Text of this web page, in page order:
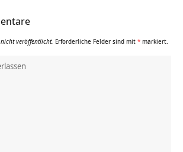
nicht veröffentlicht. Erforderliche Felder sind mit * markiert.